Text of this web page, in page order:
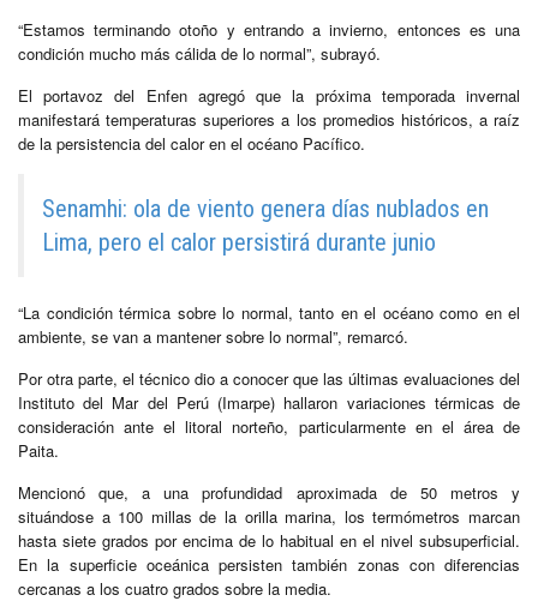
“Estamos terminando otoño y entrando a invierno, entonces es una
condición mucho más cálida de lo normal”, subrayó.
El portavoz del Enfen agregó que la próxima temporada invernal
manifestará temperaturas superiores a los promedios históricos, a raíz
de la persistencia del calor en el océano Pacífico.
Senamhi: ola de viento genera días nublados en
Lima, pero el calor persistirá durante junio
“La condición térmica sobre lo normal, tanto en el océano como en el
ambiente, se van a mantener sobre lo normal”, remarcó.
Por otra parte, el técnico dio a conocer que las últimas evaluaciones del
Instituto del Mar del Perú (Imarpe) hallaron variaciones térmicas de
consideración ante el litoral norteño, particularmente en el área de
Paita.
Mencionó que, a una profundidad aproximada de 50 metros y
situándose a 100 millas de la orilla marina, los termómetros marcan
hasta siete grados por encima de lo habitual en el nivel subsuperficial.
En la superficie oceánica persisten también zonas con diferencias
cercanas a los cuatro grados sobre la media.